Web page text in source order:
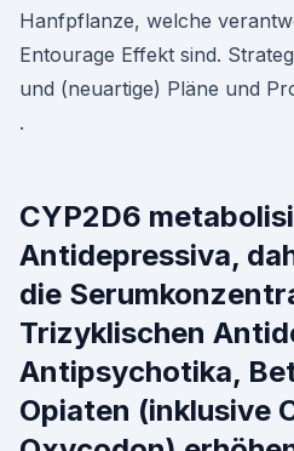
Hanfpflanze, welche
Entourage Effekt sind.
und (neuartige) Pläne und
.
CYP2D6
Antidepressiva,
die
Trizyklischen
Antipsychotika,
Opiaten (inklusive